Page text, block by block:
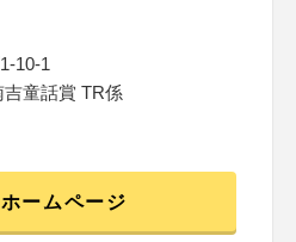
10-1
童話賞 TR係
ームページ